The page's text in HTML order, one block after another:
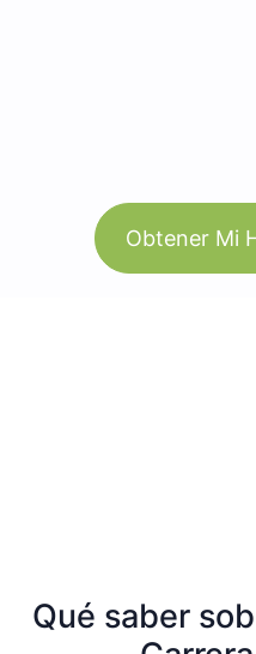
Obtener Mi
Qué saber